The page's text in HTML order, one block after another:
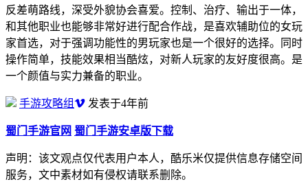
反差萌路线，深受外貌协会喜爱。控制、治疗、输出于一体，
和其他职业也能够非常好进行配合作战，是喜欢辅助位的女玩
家首选，对于强调功能性的男玩家也是一个很好的选择。同时
操作简单，技能效果相当酷炫，对新人玩家的友好度很高。是
一个颜值与实力兼备的职业。
手游攻略组 发表于4年前
蜀门手游官网 蜀门手游安卓版下载
声明：该文观点仅代表用户本人，酷乐米仅提供信息存储空间
服务，文中素材如有侵权请联系删除。